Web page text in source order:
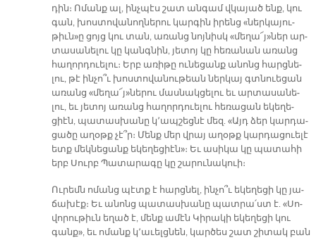
դին։ Ո­մանք ալ, ինչ­պէս շատ ան­գամ վկա­յած ենք, կու
գան, խոս­տո­վա­նող­նե­րու կար­գին ի­րենց «ներ­կա­յու­
թիւն»ը ցոյց կու տան, ա­ռանց նոյ­նիսկ «մե­ղա՜յ»ներ ար­
տա­սա­նե­լու կը կանգ­նին, յե­տոյ կը հե­ռա­նան ա­ռանց
հա­ղոր­դուե­լու։ Երբ ա­ռի­թը ունե­ցանք ա­նոնց հարց­նե­
լու, թէ ին­չո՞ւ խոս­տո­վա­նու­թեան ներ­կայ գտնուե­ցան
ա­ռանց «մե­ղա՜յ»նե­րու մաս­նակ­ցե­լու եւ ար­տա­սա­նե­
լու, եւ յե­տոյ ա­ռանց հա­ղոր­դուե­լու հե­ռա­ցան ե­կե­ղե­
ցիէն, պա­տաս­խա­նը կ՚ապ­շեց­նէ մեզ. «Այդ ձեր կար­դա­
ցա­ծը ա­ղօթք չէ՞ր։ Մենք մեր վրայ ա­ղօթք կարդա­ցուե­լէ
ետք մեկ­նե­ցանք ե­կե­ղե­ցիէն»։ Եւ ա­սի­կա կը պա­տա­հի
երբ Սուրբ Պա­տա­րա­գը կը շա­րու­նա­կուի։
Ու­րեմն ո­մանց պէտք է հարց­նել, ին­չո՞ւ ե­կե­ղե­ցի կը յա­
ճա­խէք։ Եւ ա­նոնց պա­տաս­խա­նը պատ­րա՛ստ է. «Սո­
վո­րու­թիւն ե­ղած է, մենք ա­մէն Կի­րա­կի ե­կե­ղե­ցի կու
գանք», եւ ո­մանք կ՚ա­ւելց­նեն, կար­ծես շատ շի­տակ բան